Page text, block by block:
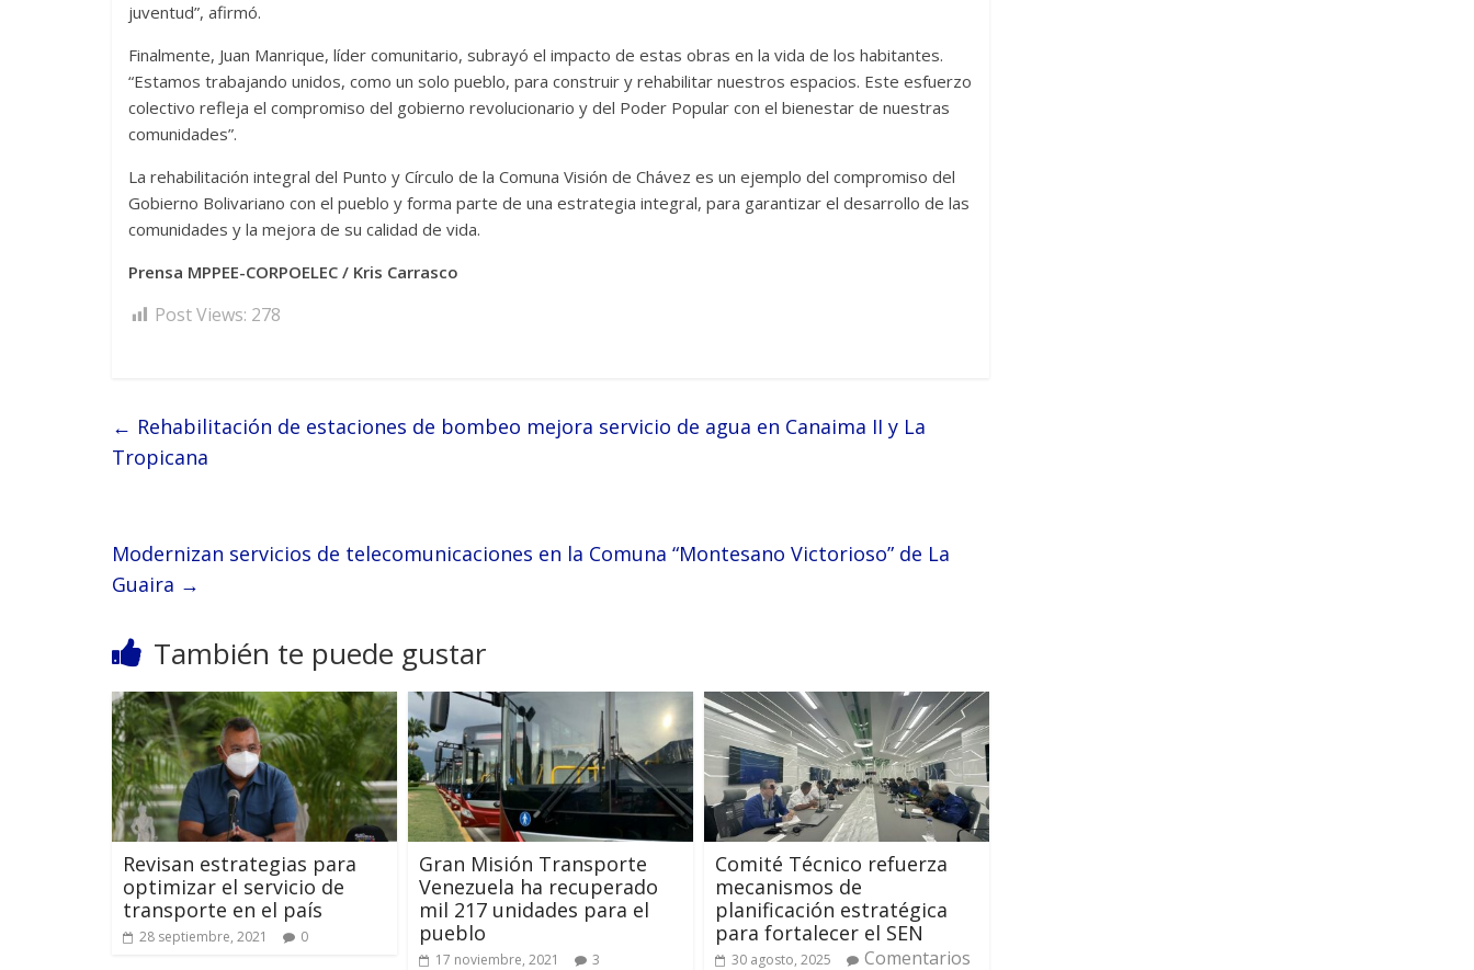
juventud”, afirmó.
Finalmente, Juan Manrique, líder comunitario, subrayó el impacto de estas obras en la vida de los habitantes.
“Estamos trabajando unidos, como un solo pueblo, para construir y rehabilitar nuestros espacios. Este esfuerzo
colectivo refleja el compromiso del gobierno revolucionario y del Poder Popular con el bienestar de nuestras
comunidades”.
La rehabilitación integral del Punto y Círculo de la Comuna Visión de Chávez es un ejemplo del compromiso del
Gobierno Bolivariano con el pueblo y forma parte de una estrategia integral, para garantizar el desarrollo de las
comunidades y la mejora de su calidad de vida.
Prensa MPPEE-CORPOELEC / Kris Carrasco
Post Views: 278
← Rehabilitación de estaciones de bombeo mejora servicio de agua en Canaima II y La
Tropicana
Modernizan servicios de telecomunicaciones en la Comuna “Montesano Victorioso” de La
Guaira →
También te puede gustar
Revisan estrategias para
optimizar el servicio de
transporte en el país
28 septiembre, 2021 0
Gran Misión Transporte
Venezuela ha recuperado
mil 217 unidades para el
pueblo
17 noviembre, 2021 3
Comité Técnico refuerza
mecanismos de
planificación estratégica
para fortalecer el SEN
30 agosto, 2025 Comentarios